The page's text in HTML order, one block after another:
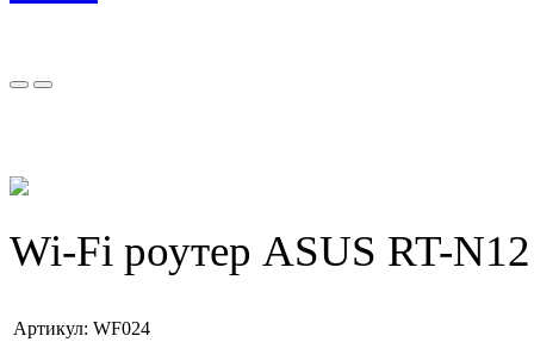
Wi-Fi роутер ASUS RT-
Артикул: WF024